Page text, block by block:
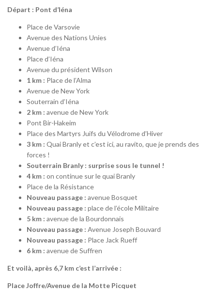
Départ : Pont d’Iéna
Place de Varsovie
Avenue des Nations Unies
Avenue d’Iéna
Place d’Iéna
Avenue du président Wilson
1 km : Place de l’Alma
Avenue de New York
Souterrain d’Iéna
2 km : avenue de New York
Pont Bir-Hakeim
Place des Martyrs Juifs du Vélodrome d’Hiver
3 km : Quai Branly et c’est ici, au ravito, que je prends des
forces !
Souterrain Branly : surprise sous le tunnel !
4 km : on continue sur le quai Branly
Place de la Résistance
Nouveau passage : avenue Bosquet
Nouveau passage : place de l’école Militaire
5 km : avenue de la Bourdonnais
Nouveau passage : Avenue Joseph Bouvard
Nouveau passage : Place Jack Rueff
6 km : avenue de Suffren
Et voilà, après 6,7 km c’est l’arrivée :
Place Joffre/Avenue de la Motte Picquet